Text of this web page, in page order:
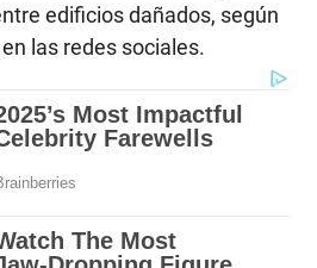
edificios dañados, según
las redes sociales.